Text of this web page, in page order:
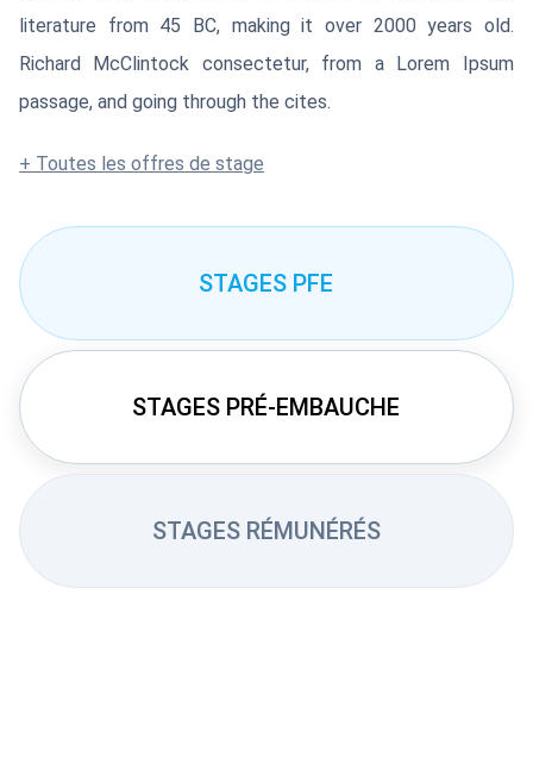
literature from 45 BC, making it over 2000 years old.
Richard McClintock consectetur, from a Lorem Ipsum
passage, and going through the cites.
+ Toutes les offres de stage
STAGES PFE
STAGES PRÉ-EMBAUCHE
STAGES RÉMUNÉRÉS